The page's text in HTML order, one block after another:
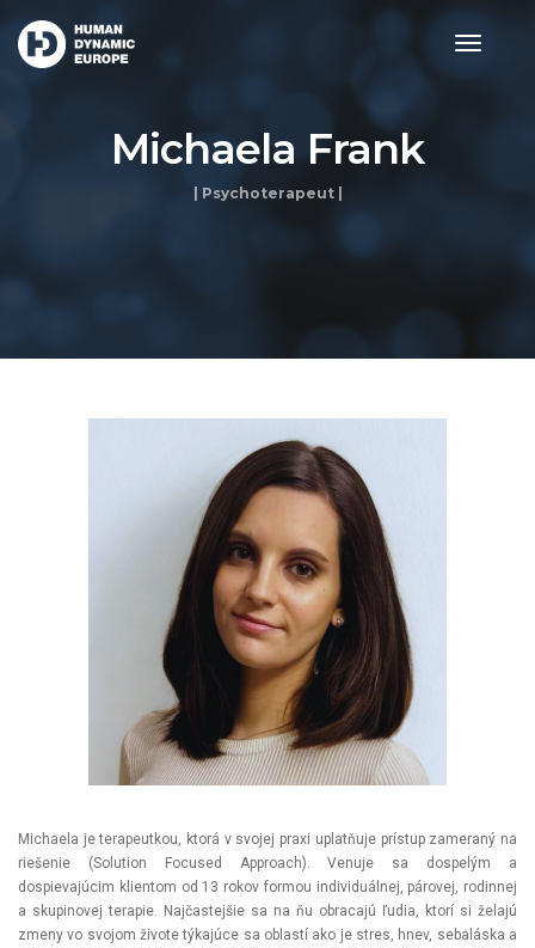
toggle
Michaela Frank
| Psychoterapeut |
Michaela je terapeutkou, ktorá v svojej praxi uplatňuje prístup zameraný na
riešenie (Solution Focused Approach). Venuje sa dospelým a
dospievajúcim klientom od 13 rokov formou individuálnej, párovej, rodinnej
a skupinovej terapie. Najčastejšie sa na ňu obracajú ľudia, ktorí si želajú
zmeny vo svojom živote týkajúce sa oblastí ako je stres, hnev, sebaláska a